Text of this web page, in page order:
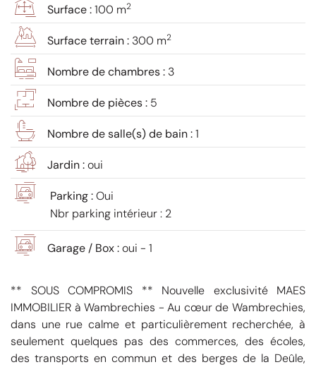
Surface :100 m2
Surface terrain : 300 m2
Nombre de chambres : 3
Nombre de pièces : 5
Nombre de salle(s) de bain :1
Jardin :oui
Parking :Oui
Nbr parking intérieur : 2
Garage / Box :oui - 1
** SOUS COMPROMIS ** Nouvelle exclusivité MAES
IMMOBILIER à Wambrechies - Au cœur de Wambrechies,
dans une rue calme et particulièrement recherchée, à
seulement quelques pas des commerces, des écoles,
des transports en commun et des berges de la Deûle,